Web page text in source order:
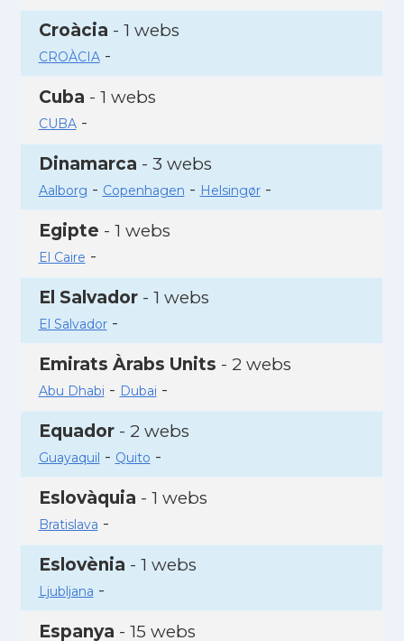
Croàcia - 1 webs
CROÀCIA-
Cuba - 1 webs
CUBA-
Dinamarca - 3 webs
Aalborg - Copenhagen - Helsingør-
Egipte - 1 webs
El Caire -
El Salvador- 1 webs
El Salvador-
Emirats Àrabs Units - 2 webs
Abu Dhabi - Dubai -
Equador- 2 webs
Guayaquil - Quito -
Eslovàquia - 1 webs
Bratislava -
Eslovènia - 1 webs
Ljubljana -
Espanya - 15 webs